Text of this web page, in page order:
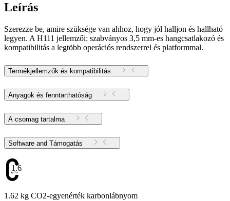
Leírás
Szerezze be, amire szüksége van ahhoz, hogy jól halljon és hallható
legyen. A H111 jellemzői: szabványos 3,5 mm-es hangcsatlakozó és
kompatibilitás a legtöbb operációs rendszerrel és platformmal.
Termékjellemzők és kompatibilitás
Anyagok és fenntarthatóság
A csomag tartalma
Software and Támogatás
1.62
1.62 kg CO2-egyenérték karbonlábnyom